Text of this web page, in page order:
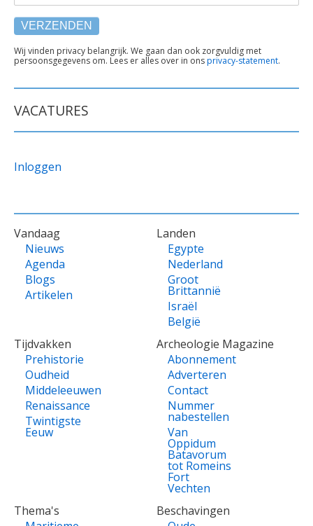
TEKST
ONDER
Wij vinden privacy belangrijk. We gaan dan ook zorgvuldig met
persoonsgegevens om. Lees er alles over in onsprivacy-statement.
VACATURES
Inloggen
VOET
Vandaag
Nieuws
Agenda
Blogs
Artikelen
Landen
Egypte
Nederland
Groot
Brittannië
Israël
België
Tijdvakken
Prehistorie
Oudheid
Middeleeuwen
Renaissance
Twintigste
Eeuw
Archeologie Magazine
Abonnement
Adverteren
Contact
Nummer
nabestellen
Van
Oppidum
Batavorum
tot Romeins
Fort
Vechten
Thema's
Beschavingen